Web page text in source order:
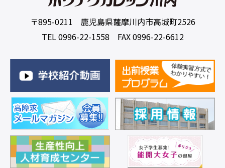
〒895-0211 鹿児島県薩摩川内市高城町2526
TEL 0996-22-1558 FAX 0996-22-6612